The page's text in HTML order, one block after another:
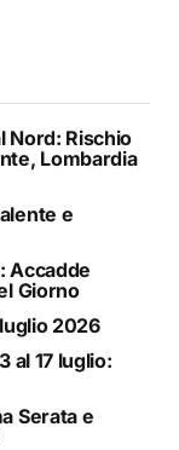
Nord: Rischio
Lombardia
e
Accadde
Giorno
2026
al 17 luglio:
Serata e